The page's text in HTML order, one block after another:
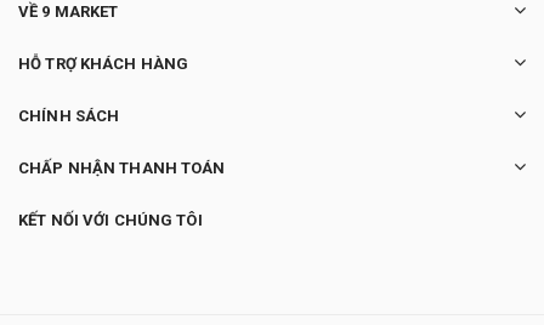
VỀ 9 MARKET
HỖ TRỢ KHÁCH HÀNG
CHÍNH SÁCH
CHẤP NHẬN THANH TOÁN
KẾT NỐI VỚI CHÚNG TÔI